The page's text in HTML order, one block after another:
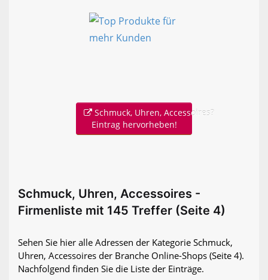
Schmuck, Uhren, Accessoires?
Eintrag hervorheben!
Schmuck, Uhren, Accessoires -
Firmenliste mit 145 Treffer (Seite 4)
Sehen Sie hier alle Adressen der Kategorie Schmuck,
Uhren, Accessoires der Branche Online-Shops (Seite 4).
Nachfolgend finden Sie die Liste der Einträge.